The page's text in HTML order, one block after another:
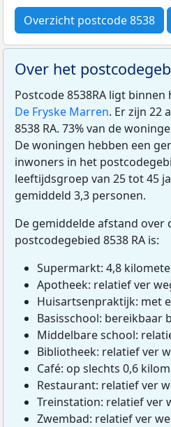
Overzicht postcode 8538
Over het
Postcode 8538RA ligt binnen
De Fryske Marren. Er zijn 22
8538 RA. 73% van de
De woningen hebben een
inwoners in het
leeftijdsgroep van 25 tot 45
gemiddeld 3,3 personen.
De gemiddelde afstand
postcodegebied 8538 RA is:
Supermarkt: 4,8
Apotheek: relatief ver
Huisartsenpraktijk: met
Basisschool: bereikbaar
Middelbare school:
Bibliotheek: relatief ver
Café: op slechts 0,6
Restaurant: relatief ver
Treinstation: relatief ver
Zwembad: relatief ver